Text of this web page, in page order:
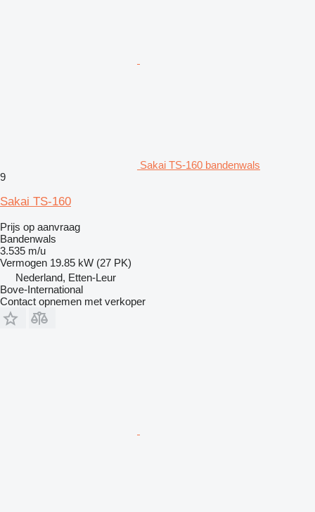
Sakai TS-160 bandenwals
9
Sakai TS-160
Prijs op aanvraag
Bandenwals
3.535 m/u
Vermogen 19.85 kW (27 PK)
Nederland, Etten-Leur
Bove-International
Contact opnemen met verkoper